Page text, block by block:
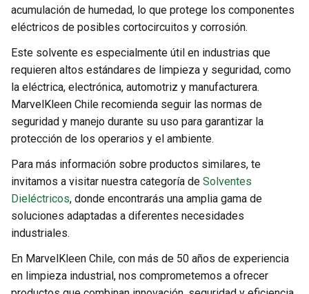
acumulación de humedad, lo que protege los componentes
eléctricos de posibles cortocircuitos y corrosión.
Este solvente es especialmente útil en industrias que
requieren altos estándares de limpieza y seguridad, como
la eléctrica, electrónica, automotriz y manufacturera.
MarvelKleen Chile recomienda seguir las normas de
seguridad y manejo durante su uso para garantizar la
protección de los operarios y el ambiente.
Para más información sobre productos similares, te
invitamos a visitar nuestra categoría de Solventes
Dieléctricos, donde encontrarás una amplia gama de
soluciones adaptadas a diferentes necesidades
industriales.
En MarvelKleen Chile, con más de 50 años de experiencia
en limpieza industrial, nos comprometemos a ofrecer